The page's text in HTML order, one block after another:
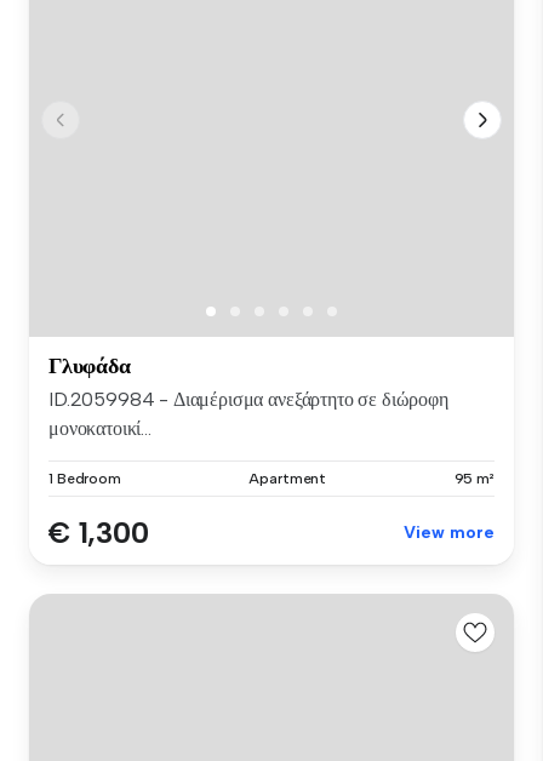
Γλυφάδα
ID.2059984 - Διαμέρισμα ανεξάρτητο σε διώροφη
μονοκατοικί...
1 Bedroom Apartment 95 m²
€ 1,300 View more